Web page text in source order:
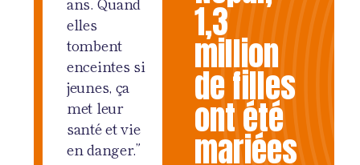
elles
tombent
enceintes si
jeunes, ça
met leur
santé et vie
en danger.”
1,3
million
de filles
ont été
mariées